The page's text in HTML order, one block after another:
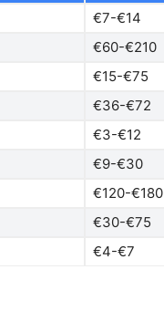
€7-€14
€60-€210
€15-€75
€36-€72
€3-€12
€9-€30
€120-€180
€30-€75
€4-€7